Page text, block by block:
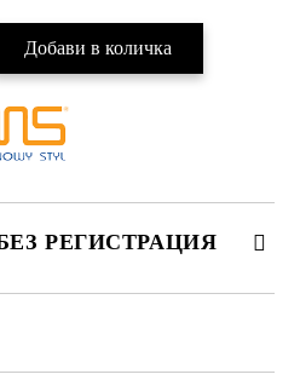
РЕГИСТРАЦИЯ